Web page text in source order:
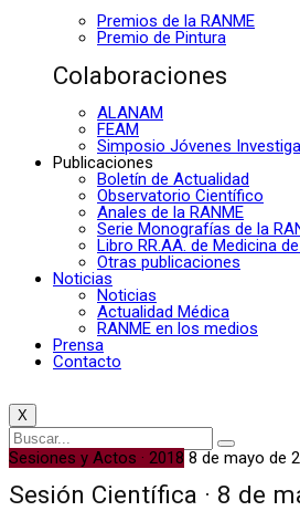
Premios de la RANME
Premio de Pintura
Colaboraciones
ALANAM
FEAM
Simposio Jóvenes
Publicaciones
Boletín de Actualidad
Observatorio Científico
Anales de la RANME
Serie Monografías de la
Libro RR.AA. de Medicina
Otras publicaciones
Noticias
Noticias
Actualidad Médica
RANME en los medios
Prensa
Contacto
X
Sesiones y Actos · 2018 8 de mayo de
Sesión Científica · 8 de